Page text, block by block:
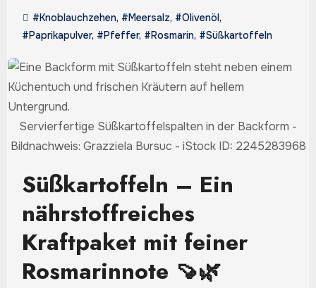
#Knoblauchzehen, #Meersalz, #Olivenöl,
#Paprikapulver, #Pfeffer, #Rosmarin, #Süßkartoffeln
Servierfertige Süßkartoffelspalten in der Backform -
Bildnachweis: Grazziela Bursuc - iStock ID: 2245283968
Süßkartoffeln – Ein
nährstoffreiches
Kraftpaket mit feiner
Rosmarinnote 🍠🌿